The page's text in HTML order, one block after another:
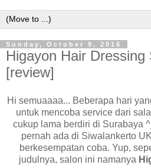
Sunday, October 9, 2016
Higayon Hair Dressing
[review]
Hi semuaaaa... Beberapa hari
untuk mencoba service dari
cukup lama berdiri di Surabaya
pernah ada di Siwalankerto
berkesempatan coba. Yup,
judulnya, salon ini namanya